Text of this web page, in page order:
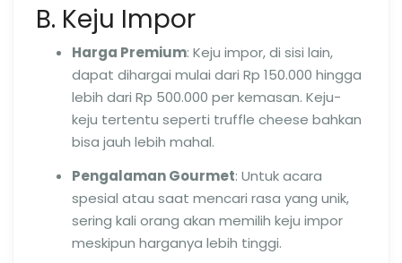
B. Keju Impor
Harga Premium: Keju impor, di sisi lain,
dapat dihargai mulai dari Rp 150.000 hingga
lebih dari Rp 500.000 per kemasan. Keju-
keju tertentu seperti truffle cheese bahkan
bisa jauh lebih mahal.
Pengalaman Gourmet: Untuk acara
spesial atau saat mencari rasa yang unik,
sering kali orang akan memilih keju impor
meskipun harganya lebih tinggi.